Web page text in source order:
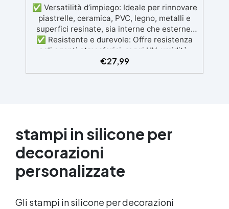
✅ Versatilità d’impiego: Ideale per rinnovare
piastrelle, ceramica, PVC, legno, metalli e
superfici resinate, sia interne che esterne.
✅ Resistente e durevole: Offre resistenza
agli agenti atmosferici, raggi UV, umidità,
abrasione e detergenti aggressivi. ✅
Finitura satinata ed estetica elegante:
✅ Certificato per sicurezza: Conforme alle
normative HACCP e marcatura CE secondo
EN 1504-2, ideale anche per ambienti con
alimenti.
€27,99
stampi in silicone per
decorazioni
personalizzate
Gli stampi in silicone per decorazioni